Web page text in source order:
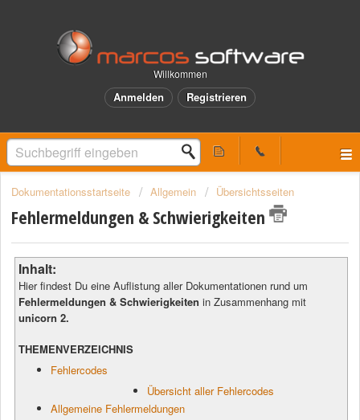
Willkommen
Anmelden Registrieren
Dokumentationsstartseite Allgemein Übersichtsseiten
Fehlermeldungen & Schwierigkeiten
Inhalt:
Hier findest Du eine Auflistung aller Dokumentationen rund um
Fehlermeldungen & Schwierigkeiten in Zusammenhang mit
unicorn 2.
THEMENVERZEICHNIS
Fehlercodes
Übersicht aller Fehlercodes
Allgemeine Fehlermeldungen